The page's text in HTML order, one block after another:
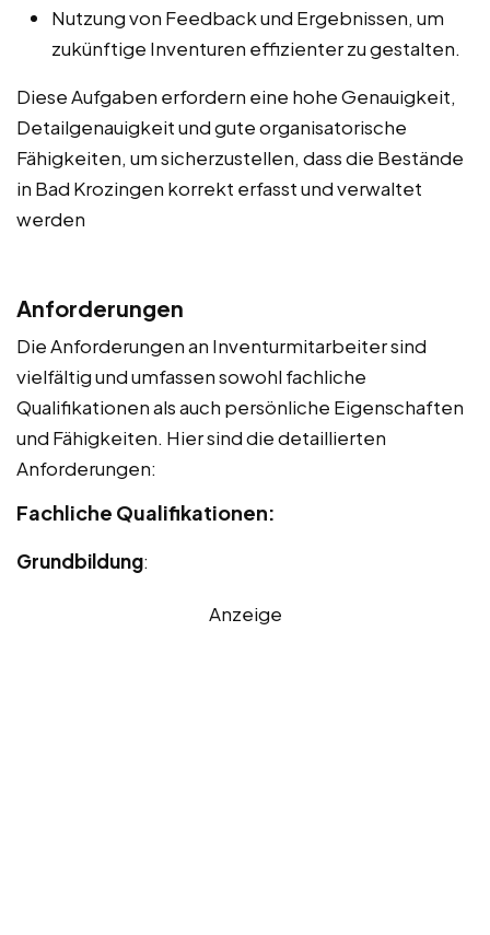
Nutzung von Feedback und Ergebnissen, um
zukünftige Inventuren effizienter zu gestalten.
Diese Aufgaben erfordern eine hohe Genauigkeit,
Detailgenauigkeit und gute organisatorische
Fähigkeiten, um sicherzustellen, dass die Bestände
in Bad Krozingen korrekt erfasst und verwaltet
werden
Anforderungen
Die Anforderungen an Inventurmitarbeiter sind
vielfältig und umfassen sowohl fachliche
Qualifikationen als auch persönliche Eigenschaften
und Fähigkeiten. Hier sind die detaillierten
Anforderungen:
Fachliche Qualifikationen:
Grundbildung:
Anzeige